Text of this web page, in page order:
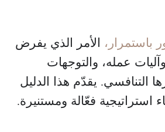
باستمرار، الأمر الذي يفرض
عمله، والتوجهات
التنافسي. يقدّم هذا الدليل
فعّالة ومستنيرة.